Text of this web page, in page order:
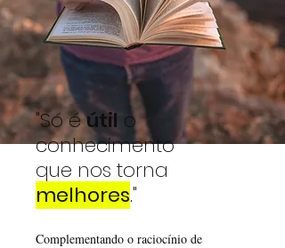
"Só éútil o
conhecimento
que nos torna
melhores."
Complementando o raciocínio de